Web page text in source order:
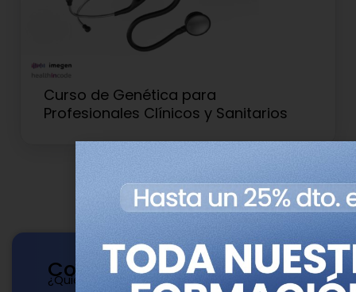
Curso de Genética para
Profesionales Clínicos y Sanitarios
Contacto
¿Quieres publicar con nosotros? ¿Tienes